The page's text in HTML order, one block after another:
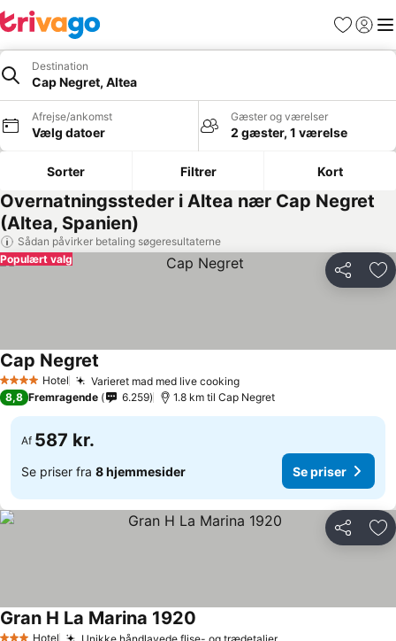
Favoritter
Log ind
Destination
Cap Negret, Altea
Afrejse/ankomst
Vælg datoer
Gæster og værelser
2 gæster, 1 værelse
Sorter Filtrer Kort
Overnatningssteder i Altea nær Cap Negret
(Altea, Spanien)
Sådan påvirker betaling søgeresultaterne
Del
Populært valg
4 StjernerHotel Varieret mad med live cooking
Cap Negret
8,8 Fremragende 6.259 1.8 km til Cap Negret
Af 587 kr.
Se priser fra 8 hjemmesider Se priser
Del
Hotel Unikke håndlavede flise- og trædetaljer
Gran H La Marina 1920